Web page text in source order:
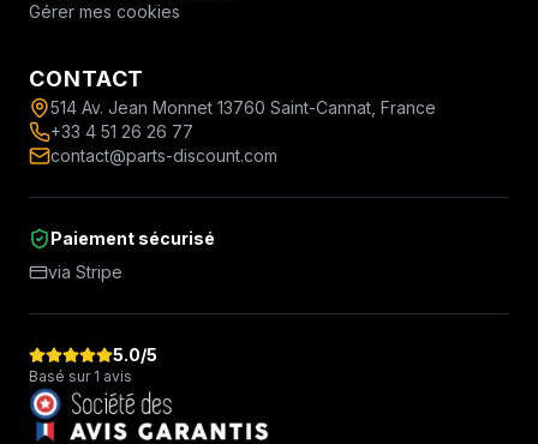
Gérer mes cookies
CONTACT
514 Av. Jean Monnet 13760 Saint-Cannat, France
+33 4 51 26 26 77
contact@parts-discount.com
Paiement sécurisé
via Stripe
5.0/5
Basé sur 1 avis